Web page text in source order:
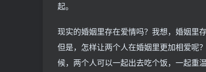
起。
现实的婚姻里存在爱情吗？我想，婚姻里
但是，怎样让两个人在婚姻里更加相爱呢
候，两个人可以一起出去吃个饭，一起重